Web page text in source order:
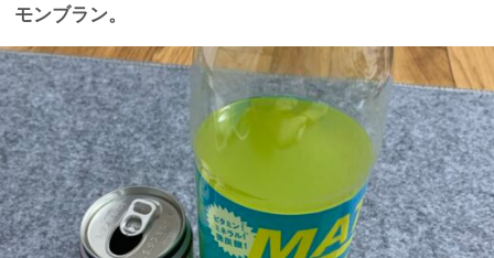
モンブラン。